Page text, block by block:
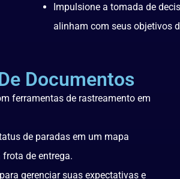
Impulsione a tomada de
alinham com seus objetivos
Documentos
ferramentas de rastreamento em
de paradas em um mapa
de entrega.
gerenciar suas expectativas e